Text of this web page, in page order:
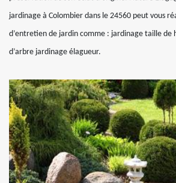
jardinage à Colombier dans le 24560 peut vous
d’entretien de jardin comme : jardinage taille de
d’arbre jardinage élagueur.